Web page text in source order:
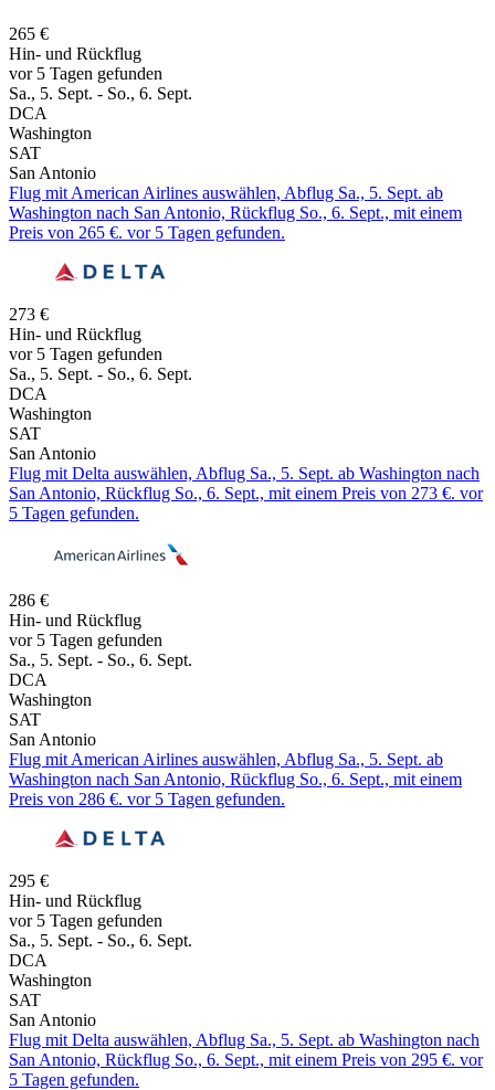
265 €
Hin- und Rückflug
vor 5 Tagen gefunden
Sa., 5. Sept. - So., 6. Sept.
DCA
Washington
SAT
San Antonio
Flug mit American Airlines auswählen, Abflug Sa., 5. Sept. ab
Washington nach San Antonio, Rückflug So., 6. Sept., mit einem
Preis von 265 €. vor 5 Tagen gefunden.
273 €
Hin- und Rückflug
vor 5 Tagen gefunden
Sa., 5. Sept. - So., 6. Sept.
DCA
Washington
SAT
San Antonio
Flug mit Delta auswählen, Abflug Sa., 5. Sept. ab Washington nach
San Antonio, Rückflug So., 6. Sept., mit einem Preis von 273 €. vor
5 Tagen gefunden.
286 €
Hin- und Rückflug
vor 5 Tagen gefunden
Sa., 5. Sept. - So., 6. Sept.
DCA
Washington
SAT
San Antonio
Flug mit American Airlines auswählen, Abflug Sa., 5. Sept. ab
Washington nach San Antonio, Rückflug So., 6. Sept., mit einem
Preis von 286 €. vor 5 Tagen gefunden.
295 €
Hin- und Rückflug
vor 5 Tagen gefunden
Sa., 5. Sept. - So., 6. Sept.
DCA
Washington
SAT
San Antonio
Flug mit Delta auswählen, Abflug Sa., 5. Sept. ab Washington nach
San Antonio, Rückflug So., 6. Sept., mit einem Preis von 295 €. vor
5 Tagen gefunden.